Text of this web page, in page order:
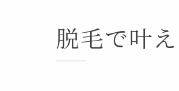
脱毛で叶